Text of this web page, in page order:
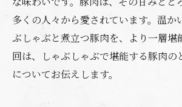
多くの人々から愛されています。温か
ぶしゃぶと煮立つ豚肉を、より一層堪
回は、しゃぶしゃぶで堪能する豚肉の
についてお伝えします。